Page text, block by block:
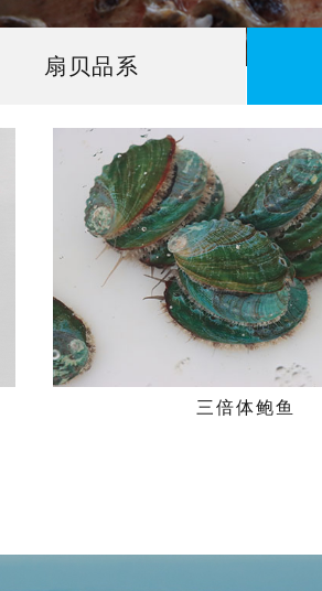
扇贝品系
三倍体鲍鱼